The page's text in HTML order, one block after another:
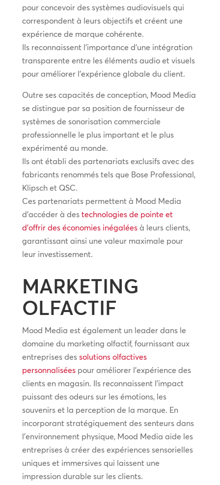
pour concevoir des systèmes audiovisuels qui
correspondent à leurs objectifs et créent une
expérience de marque cohérente.
Ils reconnaissent l’importance d’une intégration
transparente entre les éléments audio et visuels
pour améliorer l’expérience globale du client.
Outre ses capacités de conception, Mood Media
se distingue par sa position de fournisseur de
systèmes de sonorisation commerciale
professionnelle le plus important et le plus
expérimenté au monde.
Ils ont établi des partenariats exclusifs avec des
fabricants renommés tels que Bose Professional,
Klipsch et QSC.
Ces partenariats permettent à Mood Media
d’accéder à des technologies de pointe et
d’offrir des économies inégaléesà leurs clients,
garantissant ainsi une valeur maximale pour
leur investissement.
MARKETING
OLFACTIF
Mood Media est également un leader dans le
domaine du marketing olfactif, fournissant aux
entreprises des solutions olfactives
personnaliséespour améliorer l’expérience des
clients en magasin. Ils reconnaissent l’impact
puissant des odeurs sur les émotions, les
souvenirs et la perception de la marque. En
incorporant stratégiquement des senteurs dans
l’environnement physique, Mood Media aide les
entreprises à créer des expériences sensorielles
uniques et immersives qui laissent une
impression durable sur les clients.